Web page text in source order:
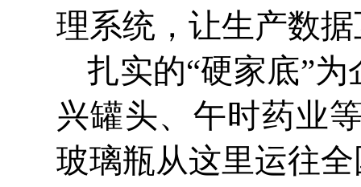
理系统，让生产数
扎实的“硬家底”
兴罐头、午时药业
玻璃瓶从这里运往